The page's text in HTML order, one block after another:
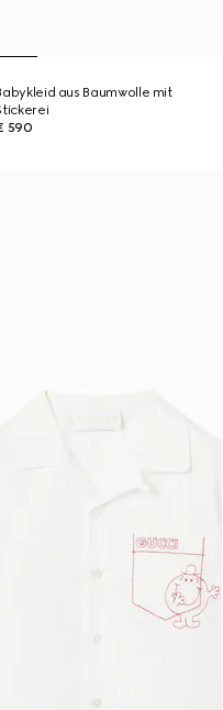
aus Baumwolle mit
590